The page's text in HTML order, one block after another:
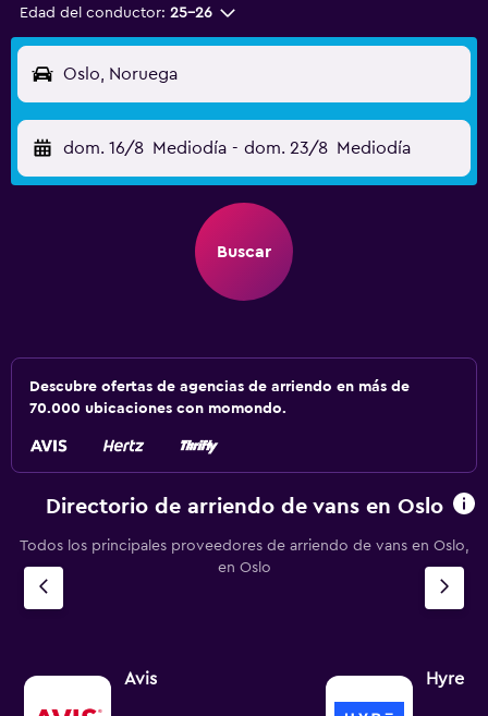
Edad del conductor: 25-26
Oslo, Noruega
dom. 16/8 Mediodía - dom. 23/8 Mediodía
Buscar
Descubre ofertas de agencias de arriendo en más de
70.000 ubicaciones con momondo.
Directorio de arriendo de vans en Oslo
Todos los principales proveedores de arriendo de vans en Oslo,
en Oslo
Avis Hyre